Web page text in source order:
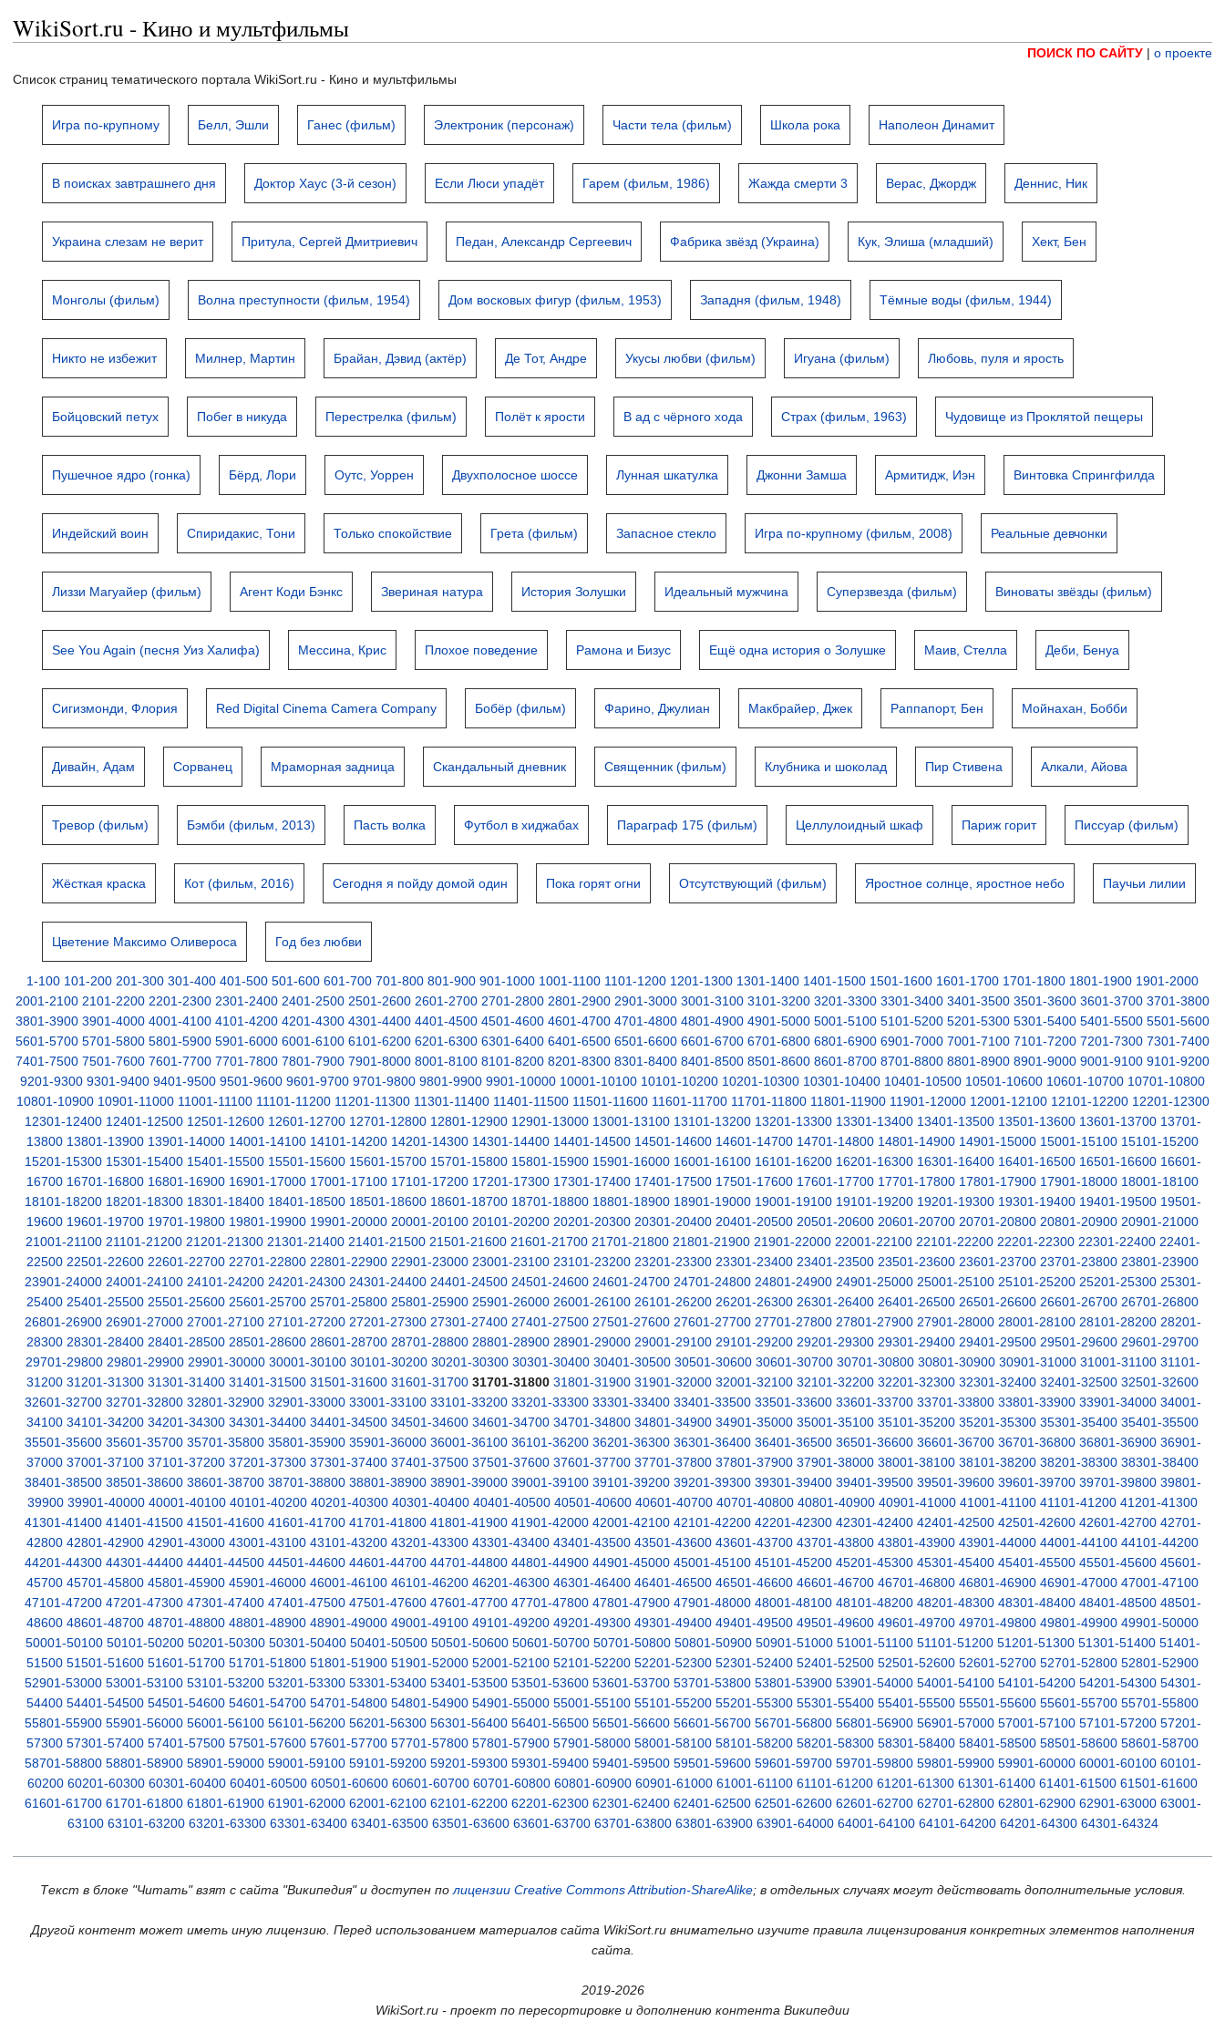
WikiSort.ru - Кино и мультфильмы
ПОИСК ПО САЙТУ | о проекте
Список страниц тематического портала WikiSort.ru - Кино и мультфильмы
Игра по-крупному Белл, Эшли Ганес (фильм) Электроник (персонаж) Части тела (фильм) Школа рока Наполеон Динамит
В поисках завтрашнего дня Доктор Хаус (3-й сезон) Если Люси упадёт Гарем (фильм, 1986) Жажда смерти 3 Верас, Джордж Деннис, Ник
Украина слезам не верит Притула, Сергей Дмитриевич Педан, Александр Сергеевич Фабрика звёзд (Украина) Кук, Элиша (младший) Хект, Бен
Монголы (фильм) Волна преступности (фильм, 1954) Дом восковых фигур (фильм, 1953) Западня (фильм, 1948) Тёмные воды (фильм, 1944)
Никто не избежит Милнер, Мартин Брайан, Дэвид (актёр) Де Тот, Андре Укусы любви (фильм) Игуана (фильм) Любовь, пуля и ярость
Бойцовский петух Побег в никуда Перестрелка (фильм) Полёт к ярости В ад с чёрного хода Страх (фильм, 1963) Чудовище из Проклятой пещеры
Пушечное ядро (гонка) Бёрд, Лори Оутс, Уоррен Двухполосное шоссе Лунная шкатулка Джонни Замша Армитидж, Иэн Винтовка Спрингфилда
Индейский воин Спиридакис, Тони Только спокойствие Грета (фильм) Запасное стекло Игра по-крупному (фильм, 2008) Реальные девчонки
Лиззи Магуайер (фильм) Агент Коди Бэнкс Звериная натура История Золушки Идеальный мужчина Суперзвезда (фильм) Виноваты звёзды (фильм)
See You Again (песня Уиз Халифа) Мессина, Крис Плохое поведение Рамона и Бизус Ещё одна история о Золушке Маив, Стелла Деби, Бенуа
Сигизмонди, Флория Red Digital Cinema Camera Company Бобёр (фильм) Фарино, Джулиан Макбрайер, Джек Раппапорт, Бен Мойнахан, Бобби
Дивайн, Адам Сорванец Мраморная задница Скандальный дневник Священник (фильм) Клубника и шоколад Пир Стивена Алкали, Айова
Тревор (фильм) Бэмби (фильм, 2013) Пасть волка Футбол в хиджабах Параграф 175 (фильм) Целлулоидный шкаф Париж горит Писсуар (фильм)
Жёсткая краска Кот (фильм, 2016) Сегодня я пойду домой один Пока горят огни Отсутствующий (фильм) Яростное солнце, яростное небо Паучьи лилии
Цветение Максимо Оливероса Год без любви
1-100 101-200 201-300 301-400 401-500 501-600 601-700 701-800 801-900 901-1000 1001-1100 1101-1200 1201-1300 1301-1400 1401-1500 1501-1600 1601-1700 1701-1800 1801-1900 1901-2000
2001-2100 2101-2200 2201-2300 2301-2400 2401-2500 2501-2600 2601-2700 2701-2800 2801-2900 2901-3000 3001-3100 3101-3200 3201-3300 3301-3400 3401-3500 3501-3600 3601-3700 3701-3800
3801-3900 3901-4000 4001-4100 4101-4200 4201-4300 4301-4400 4401-4500 4501-4600 4601-4700 4701-4800 4801-4900 4901-5000 5001-5100 5101-5200 5201-5300 5301-5400 5401-5500 5501-5600
5601-5700 5701-5800 5801-5900 5901-6000 6001-6100 6101-6200 6201-6300 6301-6400 6401-6500 6501-6600 6601-6700 6701-6800 6801-6900 6901-7000 7001-7100 7101-7200 7201-7300 7301-7400
7401-7500 7501-7600 7601-7700 7701-7800 7801-7900 7901-8000 8001-8100 8101-8200 8201-8300 8301-8400 8401-8500 8501-8600 8601-8700 8701-8800 8801-8900 8901-9000 9001-9100 9101-9200
9201-9300 9301-9400 9401-9500 9501-9600 9601-9700 9701-9800 9801-9900 9901-10000 10001-10100 10101-10200 10201-10300 10301-10400 10401-10500 10501-10600 10601-10700 10701-10800
10801-10900 10901-11000 11001-11100 11101-11200 11201-11300 11301-11400 11401-11500 11501-11600 11601-11700 11701-11800 11801-11900 11901-12000 12001-12100 12101-12200 12201-12300
12301-12400 12401-12500 12501-12600 12601-12700 12701-12800 12801-12900 12901-13000 13001-13100 13101-13200 13201-13300 13301-13400 13401-13500 13501-13600 13601-13700 13701-
13800 13801-13900 13901-14000 14001-14100 14101-14200 14201-14300 14301-14400 14401-14500 14501-14600 14601-14700 14701-14800 14801-14900 14901-15000 15001-15100 15101-15200
15201-15300 15301-15400 15401-15500 15501-15600 15601-15700 15701-15800 15801-15900 15901-16000 16001-16100 16101-16200 16201-16300 16301-16400 16401-16500 16501-16600 16601-
16700 16701-16800 16801-16900 16901-17000 17001-17100 17101-17200 17201-17300 17301-17400 17401-17500 17501-17600 17601-17700 17701-17800 17801-17900 17901-18000 18001-18100
18101-18200 18201-18300 18301-18400 18401-18500 18501-18600 18601-18700 18701-18800 18801-18900 18901-19000 19001-19100 19101-19200 19201-19300 19301-19400 19401-19500 19501-
19600 19601-19700 19701-19800 19801-19900 19901-20000 20001-20100 20101-20200 20201-20300 20301-20400 20401-20500 20501-20600 20601-20700 20701-20800 20801-20900 20901-21000
21001-21100 21101-21200 21201-21300 21301-21400 21401-21500 21501-21600 21601-21700 21701-21800 21801-21900 21901-22000 22001-22100 22101-22200 22201-22300 22301-22400 22401-
22500 22501-22600 22601-22700 22701-22800 22801-22900 22901-23000 23001-23100 23101-23200 23201-23300 23301-23400 23401-23500 23501-23600 23601-23700 23701-23800 23801-23900
23901-24000 24001-24100 24101-24200 24201-24300 24301-24400 24401-24500 24501-24600 24601-24700 24701-24800 24801-24900 24901-25000 25001-25100 25101-25200 25201-25300 25301-
25400 25401-25500 25501-25600 25601-25700 25701-25800 25801-25900 25901-26000 26001-26100 26101-26200 26201-26300 26301-26400 26401-26500 26501-26600 26601-26700 26701-26800
26801-26900 26901-27000 27001-27100 27101-27200 27201-27300 27301-27400 27401-27500 27501-27600 27601-27700 27701-27800 27801-27900 27901-28000 28001-28100 28101-28200 28201-
28300 28301-28400 28401-28500 28501-28600 28601-28700 28701-28800 28801-28900 28901-29000 29001-29100 29101-29200 29201-29300 29301-29400 29401-29500 29501-29600 29601-29700
29701-29800 29801-29900 29901-30000 30001-30100 30101-30200 30201-30300 30301-30400 30401-30500 30501-30600 30601-30700 30701-30800 30801-30900 30901-31000 31001-31100 31101-
31200 31201-31300 31301-31400 31401-31500 31501-31600 31601-31700 31701-31800 31801-31900 31901-32000 32001-32100 32101-32200 32201-32300 32301-32400 32401-32500 32501-32600
32601-32700 32701-32800 32801-32900 32901-33000 33001-33100 33101-33200 33201-33300 33301-33400 33401-33500 33501-33600 33601-33700 33701-33800 33801-33900 33901-34000 34001-
34100 34101-34200 34201-34300 34301-34400 34401-34500 34501-34600 34601-34700 34701-34800 34801-34900 34901-35000 35001-35100 35101-35200 35201-35300 35301-35400 35401-35500
35501-35600 35601-35700 35701-35800 35801-35900 35901-36000 36001-36100 36101-36200 36201-36300 36301-36400 36401-36500 36501-36600 36601-36700 36701-36800 36801-36900 36901-
37000 37001-37100 37101-37200 37201-37300 37301-37400 37401-37500 37501-37600 37601-37700 37701-37800 37801-37900 37901-38000 38001-38100 38101-38200 38201-38300 38301-38400
38401-38500 38501-38600 38601-38700 38701-38800 38801-38900 38901-39000 39001-39100 39101-39200 39201-39300 39301-39400 39401-39500 39501-39600 39601-39700 39701-39800 39801-
39900 39901-40000 40001-40100 40101-40200 40201-40300 40301-40400 40401-40500 40501-40600 40601-40700 40701-40800 40801-40900 40901-41000 41001-41100 41101-41200 41201-41300
41301-41400 41401-41500 41501-41600 41601-41700 41701-41800 41801-41900 41901-42000 42001-42100 42101-42200 42201-42300 42301-42400 42401-42500 42501-42600 42601-42700 42701-
42800 42801-42900 42901-43000 43001-43100 43101-43200 43201-43300 43301-43400 43401-43500 43501-43600 43601-43700 43701-43800 43801-43900 43901-44000 44001-44100 44101-44200
44201-44300 44301-44400 44401-44500 44501-44600 44601-44700 44701-44800 44801-44900 44901-45000 45001-45100 45101-45200 45201-45300 45301-45400 45401-45500 45501-45600 45601-
45700 45701-45800 45801-45900 45901-46000 46001-46100 46101-46200 46201-46300 46301-46400 46401-46500 46501-46600 46601-46700 46701-46800 46801-46900 46901-47000 47001-47100
47101-47200 47201-47300 47301-47400 47401-47500 47501-47600 47601-47700 47701-47800 47801-47900 47901-48000 48001-48100 48101-48200 48201-48300 48301-48400 48401-48500 48501-
48600 48601-48700 48701-48800 48801-48900 48901-49000 49001-49100 49101-49200 49201-49300 49301-49400 49401-49500 49501-49600 49601-49700 49701-49800 49801-49900 49901-50000
50001-50100 50101-50200 50201-50300 50301-50400 50401-50500 50501-50600 50601-50700 50701-50800 50801-50900 50901-51000 51001-51100 51101-51200 51201-51300 51301-51400 51401-
51500 51501-51600 51601-51700 51701-51800 51801-51900 51901-52000 52001-52100 52101-52200 52201-52300 52301-52400 52401-52500 52501-52600 52601-52700 52701-52800 52801-52900
52901-53000 53001-53100 53101-53200 53201-53300 53301-53400 53401-53500 53501-53600 53601-53700 53701-53800 53801-53900 53901-54000 54001-54100 54101-54200 54201-54300 54301-
54400 54401-54500 54501-54600 54601-54700 54701-54800 54801-54900 54901-55000 55001-55100 55101-55200 55201-55300 55301-55400 55401-55500 55501-55600 55601-55700 55701-55800
55801-55900 55901-56000 56001-56100 56101-56200 56201-56300 56301-56400 56401-56500 56501-56600 56601-56700 56701-56800 56801-56900 56901-57000 57001-57100 57101-57200 57201-
57300 57301-57400 57401-57500 57501-57600 57601-57700 57701-57800 57801-57900 57901-58000 58001-58100 58101-58200 58201-58300 58301-58400 58401-58500 58501-58600 58601-58700
58701-58800 58801-58900 58901-59000 59001-59100 59101-59200 59201-59300 59301-59400 59401-59500 59501-59600 59601-59700 59701-59800 59801-59900 59901-60000 60001-60100 60101-
60200 60201-60300 60301-60400 60401-60500 60501-60600 60601-60700 60701-60800 60801-60900 60901-61000 61001-61100 61101-61200 61201-61300 61301-61400 61401-61500 61501-61600
61601-61700 61701-61800 61801-61900 61901-62000 62001-62100 62101-62200 62201-62300 62301-62400 62401-62500 62501-62600 62601-62700 62701-62800 62801-62900 62901-63000 63001-
63100 63101-63200 63201-63300 63301-63400 63401-63500 63501-63600 63601-63700 63701-63800 63801-63900 63901-64000 64001-64100 64101-64200 64201-64300 64301-64324
Текст в блоке "Читать" взят с сайта "Википедия" и доступен по лицензии Creative Commons Attribution-ShareAlike; в отдельных случаях могут действовать дополнительные условия.
Другой контент может иметь иную лицензию. Перед использованием материалов сайта WikiSort.ru внимательно изучите правила лицензирования конкретных элементов наполнения
сайта.
2019-2026
WikiSort.ru - проект по пересортировке и дополнению контента Википедии